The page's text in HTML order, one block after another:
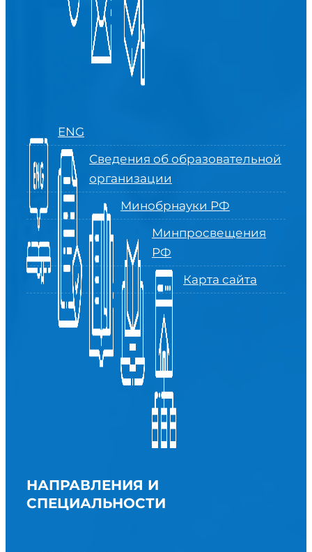
ENG
Сведения об образовательной
организации
Минобрнауки РФ
Минпросвещения
РФ
Карта сайта
НАПРАВЛЕНИЯ И
СПЕЦИАЛЬНОСТИ